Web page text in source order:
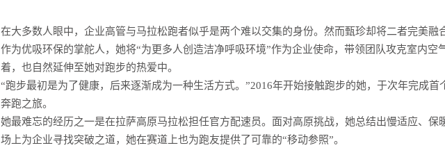
在大多数人眼中，企业高管与马拉松跑者似乎是两个难以交集的身份。然而甄珍却将二者完美融
作为优吸环保的掌舵人，她将“为更多人创造洁净呼吸环境”作为企业使命，带领团队攻克室内空
着，也自然延伸至她对跑步的热爱中。
“跑步最初是为了健康，后来逐渐成为一种生活方式。”2016年开始接触跑步的她，于次年完成首
奔跑之旅。
她最难忘的经历之一是在拉萨高原马拉松担任官方配速员。面对高原挑战，她总结出慢适应、保
场上为企业寻找突破之道，她在赛道上也为跑友提供了可靠的“移动参照”。